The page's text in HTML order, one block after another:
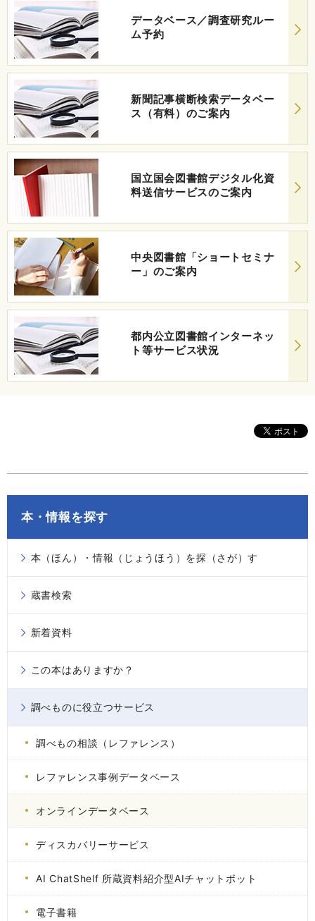
データベース／調査研究ルー
ム予約
新聞記事横断検索データベー
ス（有料）のご案内
国立国会図書館デジタル化資
料送信サービスのご案内
中央図書館「ショートセミナ
ー」のご案内
都内公立図書館インターネッ
ト等サービス状況
本・情報を探す
本（ほん）・情報（じょうほう）を探（さが）す
蔵書検索
新着資料
この本はありますか？
調べものに役立つサービス
調べもの相談（レファレンス）
レファレンス事例データベース
オンラインデータベース
ディスカバリーサービス
AI ChatShelf 所蔵資料紹介型AIチャットボット
電子書籍